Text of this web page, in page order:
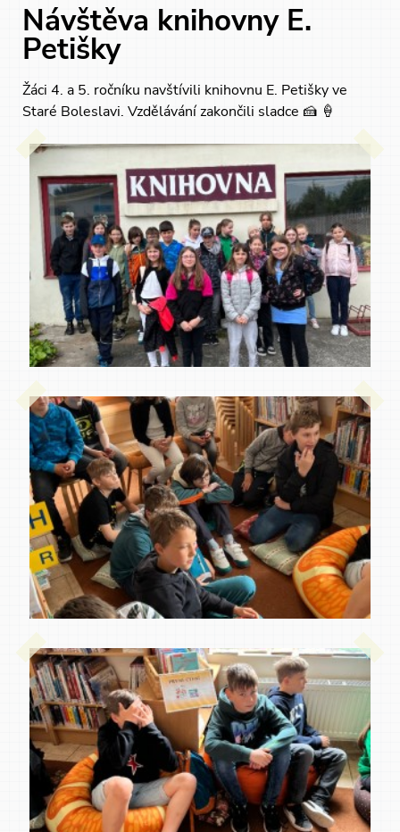
Návštěva knihovny E.
Petišky
Žáci 4. a 5. ročníku navštívili knihovnu E. Petišky ve
Staré Boleslavi. Vzdělávání zakončili sladce 🍰 🍦